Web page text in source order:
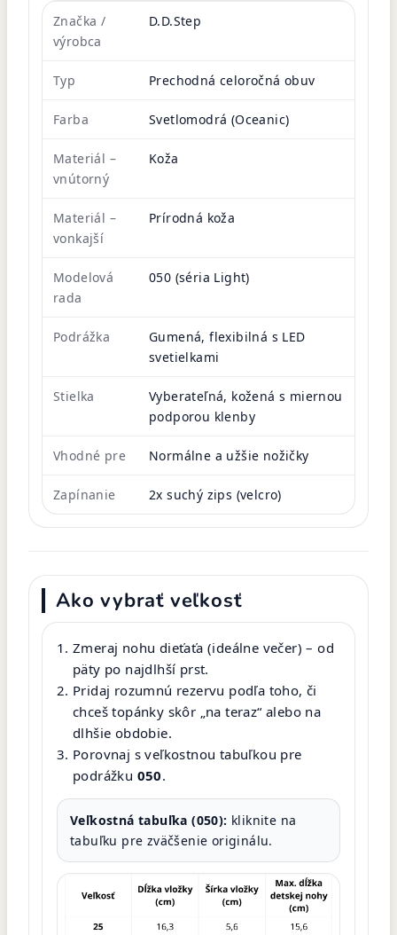
Značka /
výrobca
D.D.Step
Typ Prechodná celoročná obuv
Farba Svetlomodrá (Oceanic)
Materiál –
vnútorný
Koža
Materiál –
vonkajší
Prírodná koža
Modelová
rada
050 (séria Light)
Podrážka
Gumená, flexibilná s LED
svetielkami
Stielka
Vyberateľná, kožená s miernou
podporou klenby
Vhodné pre Normálne a užšie nožičky
Zapínanie 2x suchý zips (velcro)
Ako vybrať veľkosť
Zmeraj nohu dieťaťa (ideálne večer) – od
päty po najdlhší prst.
Pridaj rozumnú rezervu podľa toho, či
chceš topánky skôr „na teraz“ alebo na
dlhšie obdobie.
Porovnaj s veľkostnou tabuľkou pre
podrážku 050.
Veľkostná tabuľka (050): kliknite na
tabuľku pre zväčšenie originálu.